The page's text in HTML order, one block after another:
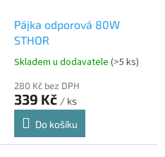
Pájka odporová 80W
STHOR
Skladem u dodavatele (>5 ks)
280 Kč bez DPH
339 Kč / ks
Do košíku